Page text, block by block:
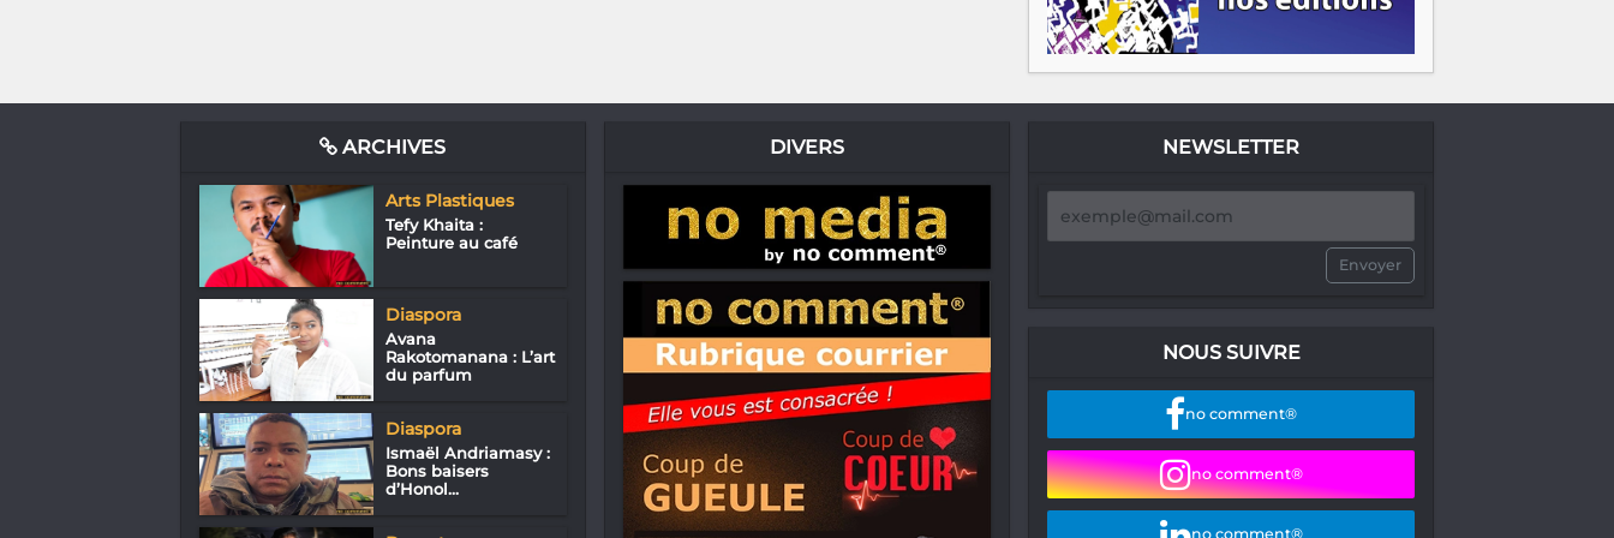
ARCHIVES
Arts Plastiques
Tefy Khaita :
Peinture au café
Diaspora
Avana
Rakotomanana : L’art
du parfum
Diaspora
Ismaël Andriamasy :
Bons baisers
d’Honol...
DIVERS NEWSLETTER
Envoyer
NOUS SUIVRE
no comment®
no comment®
no comment®